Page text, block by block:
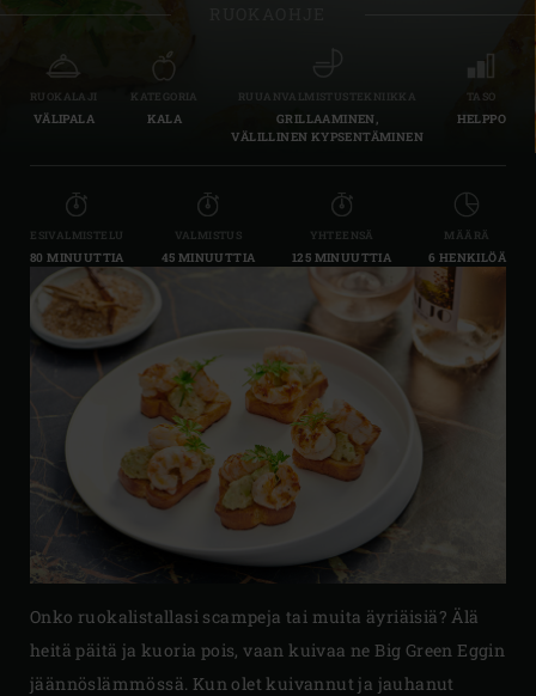
RUOKALAJI
VÄLIPALA
KATEGORIA
KALA
RUUANVALMISTUSTEKNIIKKA
GRILLAAMINEN,
VÄLILLINEN KYPSENTÄMINEN
TASO
HELPPO
ESIVALMISTELU
80 MINUUTTIA
VALMISTUS
45 MINUUTTIA
YHTEENSÄ
125 MINUUTTIA
MÄÄRÄ
6 HENKILÖÄ
Onko ruokalistallasi scampeja tai muita äyriäisiä? Älä
heitä päitä ja kuoria pois, vaan kuivaa ne Big Green Eggin
jäännöslämmössä. Kun olet kuivannut ja jauhanut